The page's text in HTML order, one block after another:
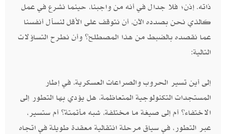
ذاته. إذن؛ فلا جدال في أنه من واجبنا، حينما نشرع في عمل
كالذي نحن بصدده الآن، أن نتوقف على الأقل لنسأل أنفسنا
عما نقصده بالضبط من هذا المصطلح؟ وأن نطرح التساؤلات
التالية:
إلى أين تسير الحروب والصراعات العسكرية، في إطار
المستجدات التكنولوجية المتعاظمة، هل يؤدي بها التطور إلى
الاختفاء؟ أم إلى صيغة ما مختلفة، شبه مأتمتة؟ أم ستسير،
عبر التطور، في سياق مرحلة انتقالية معقدة طويلة في اتجاه